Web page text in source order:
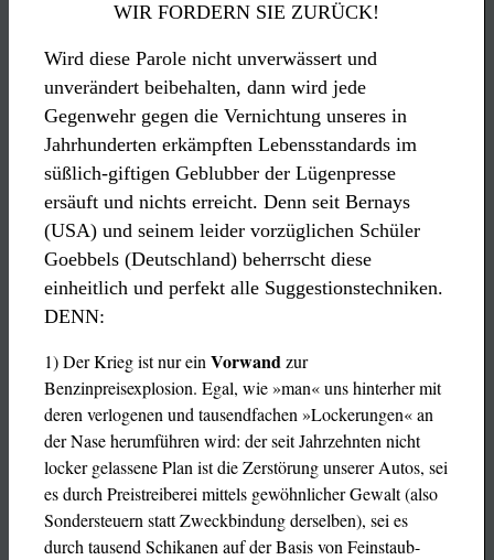
WIR FORDERN SIE ZURÜCK!
Wird diese Parole nicht unverwässert und
unverändert beibehalten, dann wird jede
Gegenwehr gegen die Vernichtung unseres in
Jahrhunderten erkämpften Lebensstandards im
süßlich-giftigen Geblubber der Lügenpresse
ersäuft und nichts erreicht. Denn seit Bernays
(USA) und seinem leider vorzüglichen Schüler
Goebbels (Deutschland) beherrscht diese
einheitlich und perfekt alle Suggestionstechniken.
DENN:
1) Der Krieg ist nur einVorwandzur
Benzinpreisexplosion. Egal, wie »man« uns hinterher mit
deren verlogenen und tausendfachen »Lockerungen« an
der Nase herumführen wird: der seit Jahrzehnten nicht
locker gelassene Plan ist die Zerstörung unserer Autos, sei
es durch Preistreiberei mittels gewöhnlicher Gewalt (also
Sondersteuern statt Zweckbindung derselben), sei es
durch tausend Schikanen auf der Basis von Feinstaub-